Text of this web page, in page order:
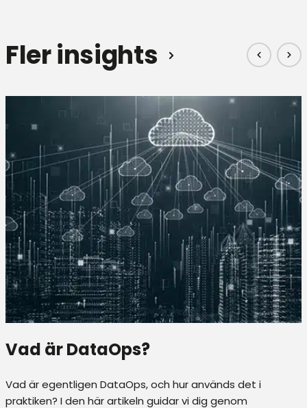
Fler insights
Vad är DataOps?
Vad är egentligen DataOps, och hur används det i
praktiken? I den här artikeln guidar vi dig genom